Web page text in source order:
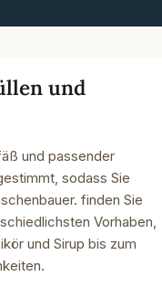
und
und passender
sodass Sie
finden Sie
Vorhaben,
und Sirup bis zum